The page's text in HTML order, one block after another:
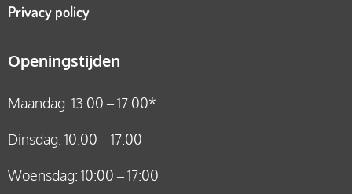
Privacy policy
Openingstijden
Maandag: 13:00 – 17:00*
Dinsdag: 10:00 – 17:00
Woensdag: 10:00 – 17:00